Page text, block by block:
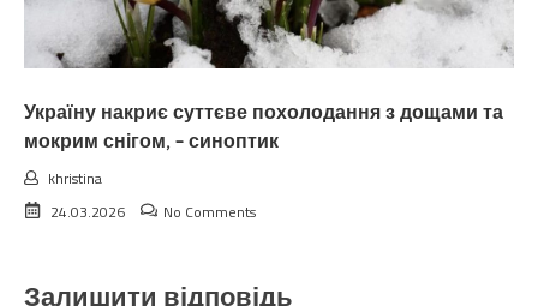
Україну накриє суттєве похолодання з дощами та
мокрим снігом, – синоптик
khristina
24.03.2026
No Comments